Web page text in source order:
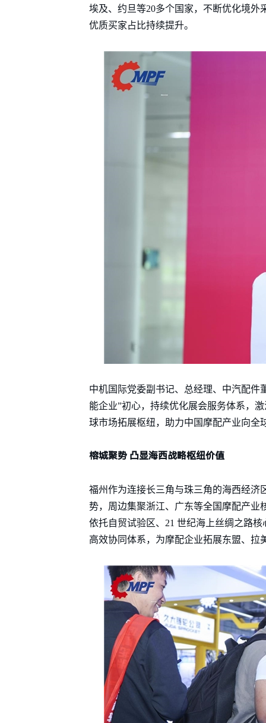
埃及、约旦等20多个国家，不断优化境
优质买家占比持续提升。
中机国际党委副书记、总经理、中汽配件
能企业”初心，持续优化展会服务体系，
球市场拓展枢纽，助力中国摩配产业向全
榕城聚势 凸显海西战略枢纽价值
福州作为连接长三角与珠三角的海西经济
势，周边集聚浙江、广东等全国摩配产业
依托自贸试验区、21 世纪海上丝绸之路
高效协同体系，为摩配企业拓展东盟、